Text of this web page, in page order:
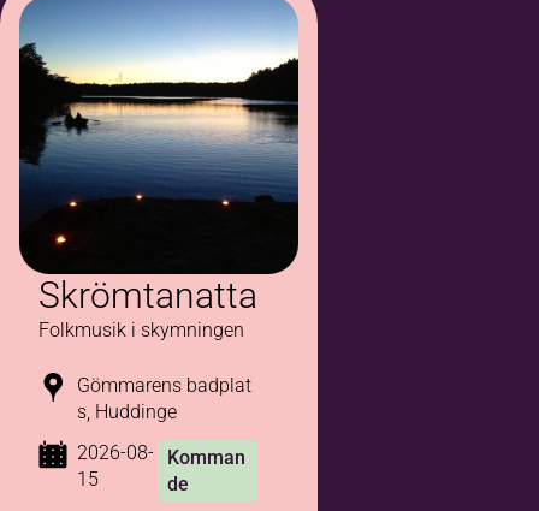
Skrömtanatta
Folkmusik i skymningen
Gömmarens badplat
s, Huddinge
2026-08-
15
Komman
de